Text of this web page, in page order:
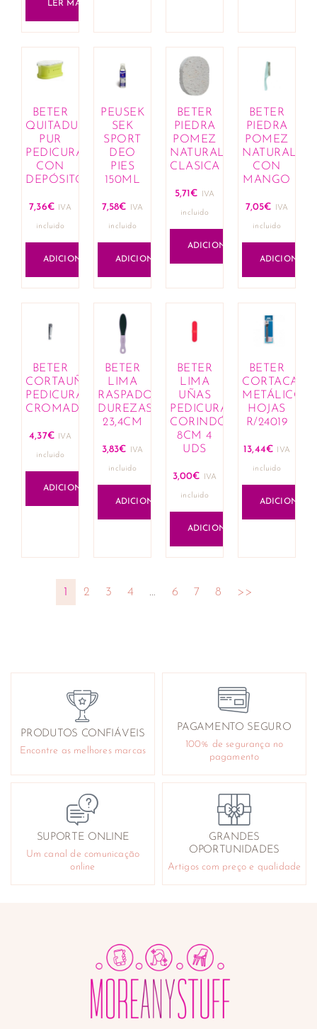
LER MAIS
BETER
QUITADUREZA
PUR
PEDICURA
CON
DEPÓSITO
7,36€ IVA
incluido
ADICIONAR
PEUSEK
SEK
SPORT
DEO
PIES
150ML
7,58€ IVA
incluido
ADICIONAR
BETER
PIEDRA
POMEZ
NATURAL
CLASICA
5,71€ IVA
incluido
ADICIONAR
BETER
PIEDRA
POMEZ
NATURAL
CON
MANGO
7,05€ IVA
incluido
ADICIONAR
BETER
CORTAUÑAS
PEDICURA
CROMADO
4,37€ IVA
incluido
ADICIONAR
BETER
LIMA
RASPADOR
DUREZAS
23,4CM
3,83€ IVA
incluido
ADICIONAR
BETER
LIMA
UÑAS
PEDICURA
CORINDÓN
8CM 4
UDS
3,00€ IVA
incluido
ADICIONAR
BETER
HOJAS
R/24019
13,44€ IVA
incluido
ADICIONAR
1 2 3 4 … 6 7 8 >>
PRODUTOS CONFIÁVEIS
Encontre as melhores marcas
PAGAMENTO SEGURO
100% de segurança no
pagamento
SUPORTE ONLINE
Um canal de comunicação
online
GRANDES
OPORTUNIDADES
Artigos com preço e qualidade